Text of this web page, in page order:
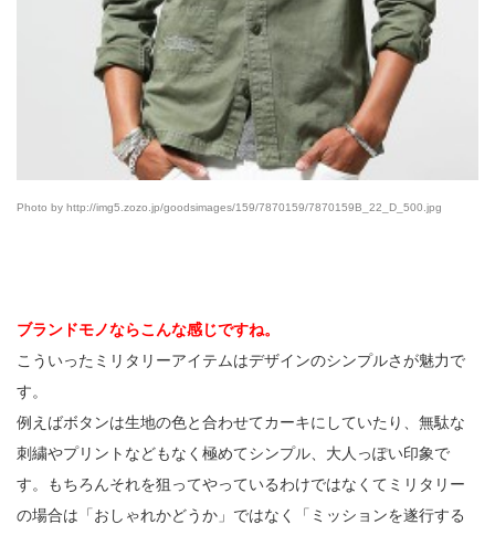
Photo by http://img5.zozo.jp/goodsimages/159/7870159/7870159B_22_D_500.jpg
ブランドモノならこんな感じですね。
こういったミリタリーアイテムはデザインのシンプルさが魅力で
す。
例えばボタンは生地の色と合わせてカーキにしていたり、無駄な
刺繍やプリントなどもなく極めてシンプル、大人っぽい印象で
す。もちろんそれを狙ってやっているわけではなくてミリタリー
の場合は「おしゃれかどうか」ではなく「ミッションを遂行する